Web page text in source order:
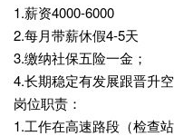
1.薪资4000-6000
2.每月带薪休假4-5天
3.缴纳社保五险一金；
4.长期稳定有发展跟晋升空
岗位职责：
1.工作在高速路段（检查